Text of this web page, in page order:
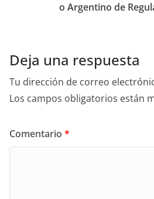
o Argentino de
Deja una respuesta
Tu dirección de correo
Los campos obligatorios están
Comentario *